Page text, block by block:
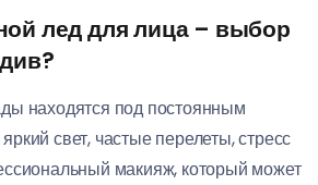
лед для лица – выбор
находятся под постоянным
свет, частые перелеты, стресс
макияж, который может